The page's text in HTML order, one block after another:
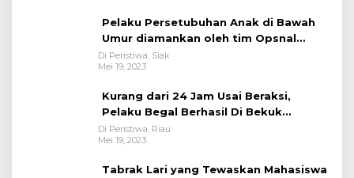
Pelaku Persetubuhan Anak di Bawah
Umur diamankan oleh tim Opsnal
Polsek Tualang-Polres Siak-Polda Riau
Di Peristiwa, Siak
Mei 19, 2023
Kurang dari 24 Jam Usai Beraksi,
Pelaku Begal Berhasil Di Bekuk
Satreskrim Polres Kuansing
Di Peristiwa, Riau
Mei 19, 2023
Tabrak Lari yang Tewaskan Mahasiswa